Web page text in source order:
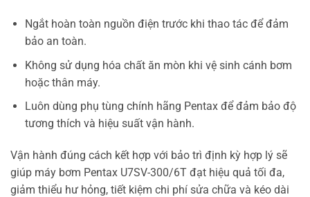
Ngắt hoàn toàn nguồn điện trước khi thao tác để đảm
bảo an toàn.
Không sử dụng hóa chất ăn mòn khi vệ sinh cánh bơm
hoặc thân máy.
Luôn dùng phụ tùng chính hãng Pentax để đảm bảo độ
tương thích và hiệu suất vận hành.
Vận hành đúng cách kết hợp với bảo trì định kỳ hợp lý sẽ
giúp máy bơm Pentax U7SV-300/6T đạt hiệu quả tối đa,
giảm thiểu hư hỏng, tiết kiệm chi phí sửa chữa và kéo dài